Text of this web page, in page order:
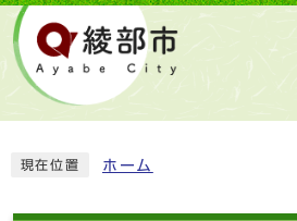
現在位置 ホーム